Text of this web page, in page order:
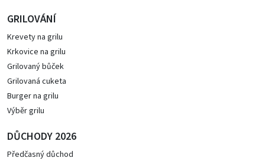
GRILOVÁNÍ
Krevety na grilu
Krkovice na grilu
Grilovaný bůček
Grilovaná cuketa
Burger na grilu
Výběr grilu
DŮCHODY 2026
Předčasný důchod